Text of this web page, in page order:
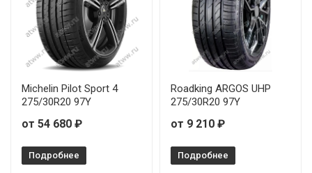
Grenlander Estrella 88 255/40R19 100Y
Grenlander Estrella 88 255/40R20 101Y
Grenlander Estrella 88 255/45R21 106Y
Grenlander Estrella 88 255/50R19 107Y
Michelin Pilot Sport 4
275/30R20 97Y
от 54 680 ₽
Подробнее
Roadking ARGOS UHP
275/30R20 97Y
от 9 210 ₽
Подробнее